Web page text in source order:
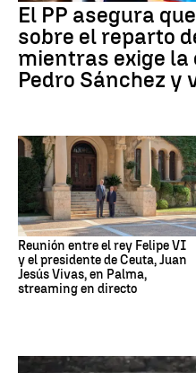
El PP asegura
sobre el reparto
mientras exige la
Pedro Sánchez
Reunión entre el rey Felipe VI
y el presidente de Ceuta, Juan
Jesús Vivas, en Palma,
streaming en directo